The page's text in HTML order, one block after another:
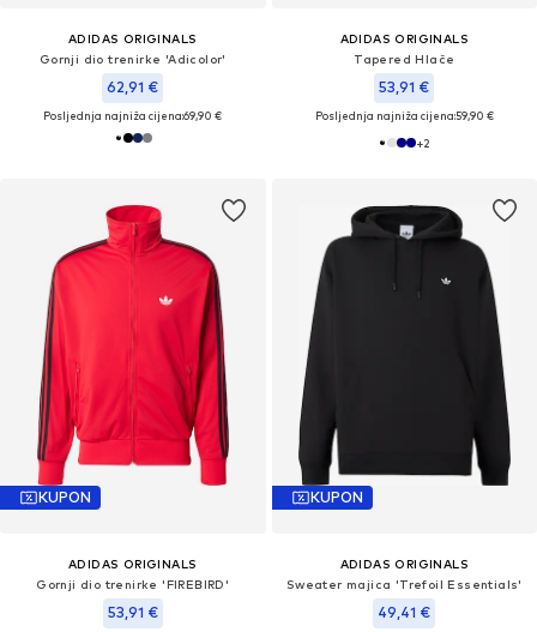
ADIDAS ORIGINALS
Gornji dio trenirke 'Adicolor'
62,91 €
Posljednja najniža cijena:69,90 €
ADIDAS ORIGINALS
Tapered Hlače
53,91 €
Posljednja najniža cijena:59,90 €
+2
KUPON
ADIDAS ORIGINALS
Gornji dio trenirke 'FIREBIRD'
53,91 €
KUPON
ADIDAS ORIGINALS
Sweater majica 'Trefoil Essentials'
49,41 €